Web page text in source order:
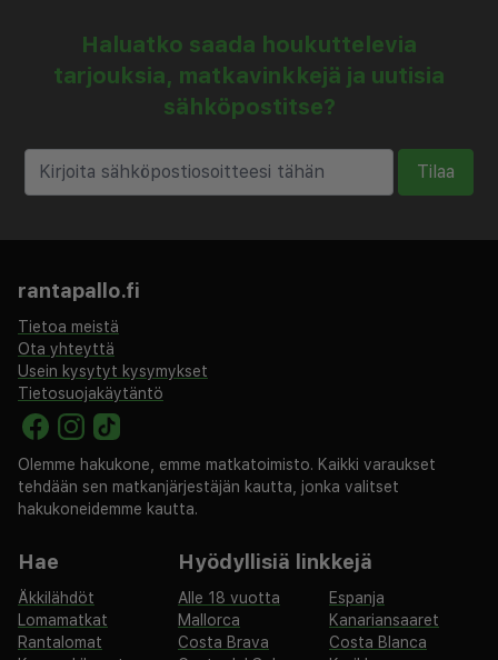
Haluatko saada houkuttelevia
tarjouksia, matkavinkkejä ja uutisia
sähköpostitse?
Tilaa
rantapallo.fi
Tietoa meistä
Ota yhteyttä
Usein kysytyt kysymykset
Tietosuojakäytäntö
Olemme hakukone, emme matkatoimisto. Kaikki varaukset
tehdään sen matkanjärjestäjän kautta, jonka valitset
hakukoneidemme kautta.
Hae
Äkkilähdöt
Lomamatkat
Rantalomat
Hyödyllisiä linkkejä
Alle 18 vuotta
Espanja
Mallorca
Kanariansaaret
Costa Brava
Costa Blanca